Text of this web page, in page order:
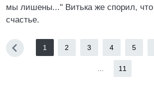
мы лишены..." Витька же спорил, что
счастье.
1 2 3 4 5
11